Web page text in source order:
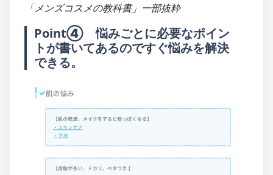
「メンズコスメの教科書」一部抜粋
Point④　悩みごとに必要なポイン
トが書いてあるのですぐ悩みを解決
できる。